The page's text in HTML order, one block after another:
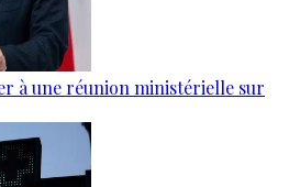
à une réunion ministérielle sur